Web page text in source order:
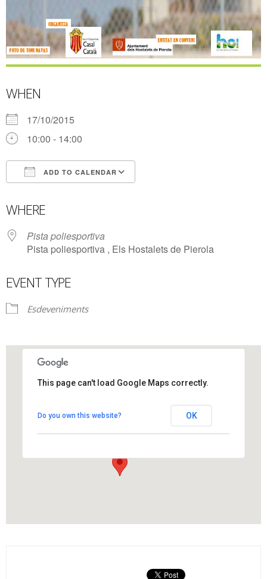
WHEN
17/10/2015
10:00 - 14:00
ADD TO CALENDAR
WHERE
Pista poliesportiva
Pista poliesportiva , Els Hostalets de Pierola
EVENT TYPE
Esdeveniments
Pista poliesportiva - Els Hostalets de Pierola
View Events
This page can't load Google Maps correctly.
Do you own this website? OK